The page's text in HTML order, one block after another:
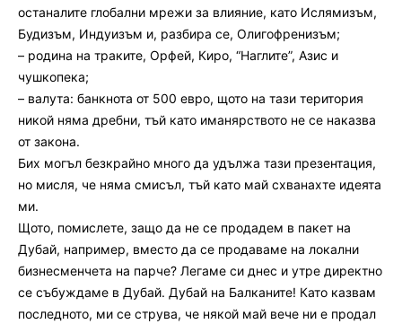
останалите глобални мрежи за влияние, като Ислямизъм,
Будизъм, Индуизъм и, разбира се, Олигофренизъм;
– родина на траките, Орфей, Киро, “Наглите”, Азис и
чушкопека;
– валута: банкнота от 500 евро, щото на тази територия
никой няма дребни, тъй като иманярството не се наказва
от закона.
Бих могъл безкрайно много да удължа тази презентация,
но мисля, че няма смисъл, тъй като май схванахте идеята
ми.
Щото, помислете, защо да не се продадем в пакет на
Дубай, например, вместо да се продаваме на локални
бизнесменчета на парче? Легаме си днес и утре директно
се събуждаме в Дубай. Дубай на Балканите! Като казвам
последното, ми се струва, че някой май вече ни е продал